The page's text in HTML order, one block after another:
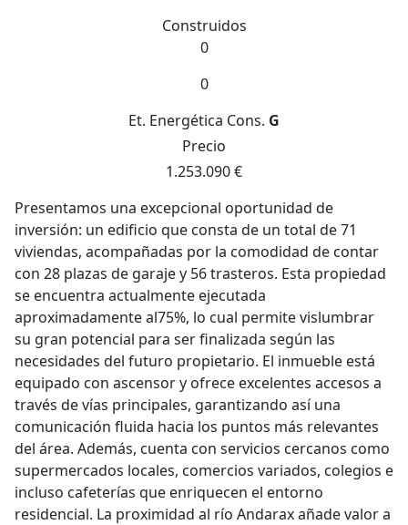
Construidos
0
0
Et. Energética Cons. G
Precio
1.253.090 €
Presentamos una excepcional oportunidad de
inversión: un edificio que consta de un total de 71
viviendas, acompañadas por la comodidad de contar
con 28 plazas de garaje y 56 trasteros. Esta propiedad
se encuentra actualmente ejecutada
aproximadamente al75%, lo cual permite vislumbrar
su gran potencial para ser finalizada según las
necesidades del futuro propietario. El inmueble está
equipado con ascensor y ofrece excelentes accesos a
través de vías principales, garantizando así una
comunicación fluida hacia los puntos más relevantes
del área. Además, cuenta con servicios cercanos como
supermercados locales, comercios variados, colegios e
incluso cafeterías que enriquecen el entorno
residencial. La proximidad al río Andarax añade valor a